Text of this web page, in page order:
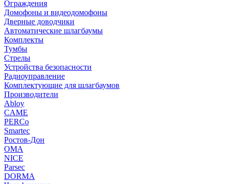
Ограждения
Домофоны и видеодомофоны
Дверные доводчики
Автоматические шлагбаумы
Комплекты
Тумбы
Стрелы
Устройства безопасности
Радиоуправление
Комплектующие для шлагбаумов
Производители
Abloy
CAME
PERCo
Smartec
Ростов-Дон
ОМА
NICE
Parsec
DORMA